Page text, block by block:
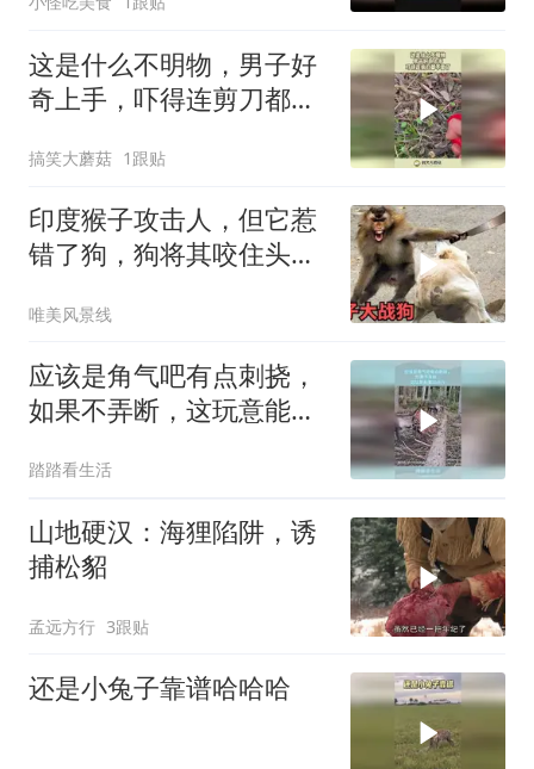
这是什么不明物，男子好
奇上手，吓得连剪刀都不
搞笑大蘑菇 1跟贴
印度猴子攻击人，但它惹
错了狗，狗将其咬住头部
唯美风景线
应该是角气吧有点刺挠，
如果不弄断，这玩意能重
踏踏看生活
山地硬汉：海狸陷阱，诱
捕松貂
孟远方行 3跟贴
还是小兔子靠谱哈哈哈